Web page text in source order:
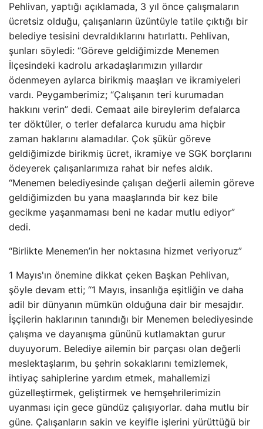
Pehlivan, yaptığı açıklamada, 3 yıl önce çalışmaların
ücretsiz olduğu, çalışanların üzüntüyle tatile çıktığı bir
belediye tesisini devraldıklarını hatırlattı. Pehlivan,
şunları söyledi: “Göreve geldiğimizde Menemen
İlçesindeki kadrolu arkadaşlarımızın yıllardır
ödenmeyen aylarca birikmiş maaşları ve ikramiyeleri
vardı. Peygamberimiz; “Çalışanın teri kurumadan
hakkını verin” dedi. Cemaat aile bireylerim defalarca
ter döktüler, o terler defalarca kurudu ama hiçbir
zaman haklarını alamadılar. Çok şükür göreve
geldiğimizde birikmiş ücret, ikramiye ve SGK borçlarını
ödeyerek çalışanlarımıza rahat bir nefes aldık.
“Menemen belediyesinde çalışan değerli ailemin göreve
geldiğimizden bu yana maaşlarında bir kez bile
gecikme yaşanmaması beni ne kadar mutlu ediyor”
dedi.
“Birlikte Menemen’in her noktasına hizmet veriyoruz”
1 Mayıs'ın önemine dikkat çeken Başkan Pehlivan,
şöyle devam etti; “1 Mayıs, insanlığa eşitliğin ve daha
adil bir dünyanın mümkün olduğuna dair bir mesajdır.
İşçilerin haklarının tanındığı bir Menemen belediyesinde
çalışma ve dayanışma gününü kutlamaktan gurur
duyuyorum. Belediye ailemin bir parçası olan değerli
meslektaşlarım, bu şehrin sokaklarını temizlemek,
ihtiyaç sahiplerine yardım etmek, mahallemizi
güzelleştirmek, geliştirmek ve hemşehrilerimizin
uyanması için gece gündüz çalışıyorlar. daha mutlu bir
güne. Çalışanların sakin ve keyifle işlerini yürüttüğü bir